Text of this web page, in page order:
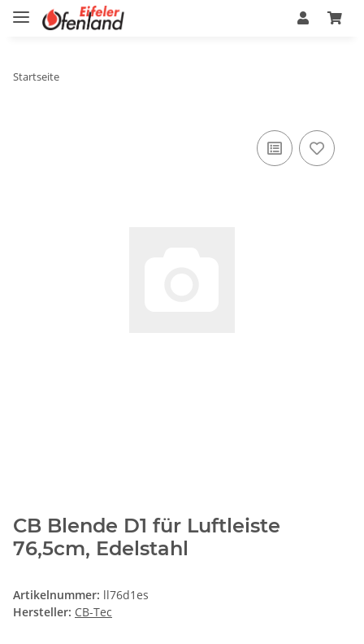
Startseite
CB Blende D1 für Luftleiste
76,5cm, Edelstahl
Artikelnummer: ll76d1es
Hersteller: CB-Tec